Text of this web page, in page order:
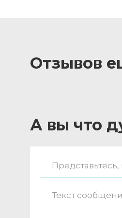
Отзывов
А вы что